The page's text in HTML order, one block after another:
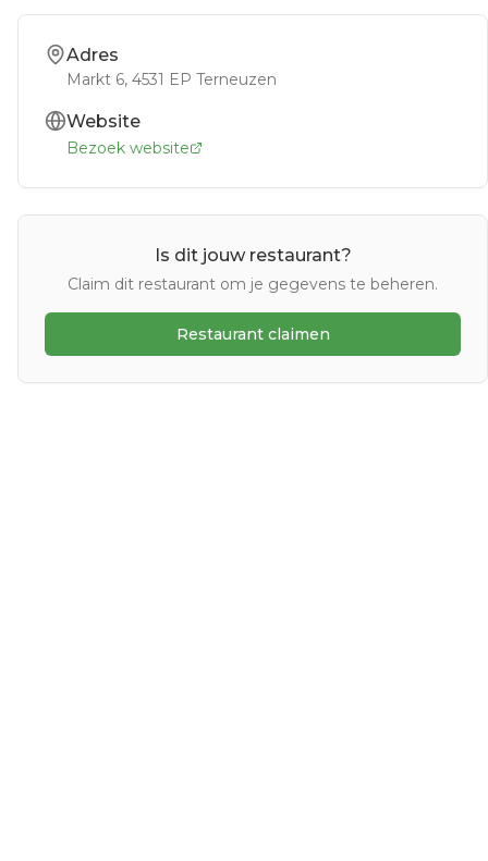
Adres
Markt 6, 4531 EP Terneuzen
Website
Bezoek website
Is dit jouw restaurant?
Claim dit restaurant om je gegevens te beheren.
Restaurant claimen